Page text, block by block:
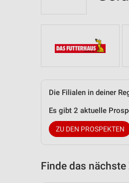
Die Filialen in deiner
Es gibt 2 aktuelle
ZU DEN PROSPEKTEN
Finde das